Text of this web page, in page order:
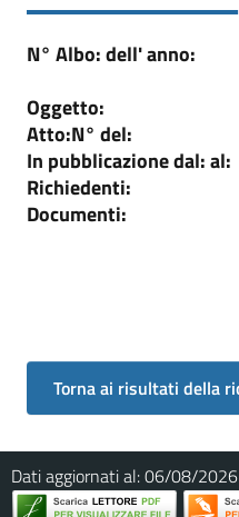
N° Albo:dell' anno:
Oggetto:
Atto:N° del:
In pubblicazione dal:al:
Richiedenti:
Documenti:
Dati aggiornati al:06/08/2026